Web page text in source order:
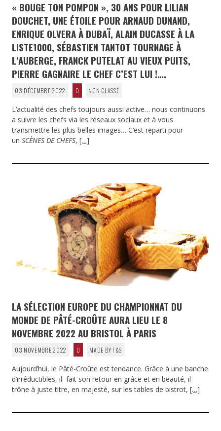
« BOUGE TON POMPON », 30 ANS POUR LILIAN
DOUCHET, UNE ÉTOILE POUR ARNAUD DUNAND,
ENRIQUE OLVERA À DUBAÏ, ALAIN DUCASSE À LA
LISTE1000, SÉBASTIEN TANTOT TOURNAGE À
L’AUBERGE, FRANCK PUTELAT AU VIEUX PUITS,
PIERRE GAGNAIRE LE CHEF C’EST LUI !….
03 DÉCEMBRE 2022 0 NON CLASSÉ
L’actualité des chefs toujours aussi active… nous continuons
a suivre les chefs via les réseaux sociaux et à vous
transmettre les plus belles images… C’est reparti pour
un SCÈNES DE CHEFS, […]
LA SÉLECTION EUROPE DU CHAMPIONNAT DU
MONDE DE PÂTÉ-CROÛTE AURA LIEU LE 8
NOVEMBRE 2022 AU BRISTOL À PARIS
03 NOVEMBRE 2022 0 MADE BY F&S
Aujourd’hui, le Pâté-Croûte est tendance. Grâce à une banche
d’irréductibles, il fait son retour en grâce et en beauté, il
trône à juste titre, en majesté, sur les tables de bistrot, […]